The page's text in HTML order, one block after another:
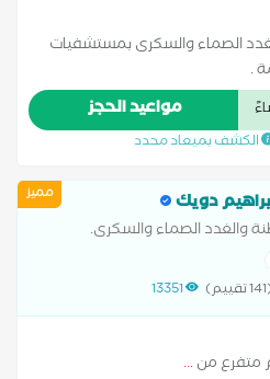
الصماء والسكرى بمستشفيات
.
مواعيد الحجز
الكشف بميعاد محدد
مميز دويك
والغدد الصماء والسكرى.
13351
متفرع من...